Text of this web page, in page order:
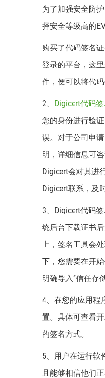
为了加强安全防
择安全等级高的
购买了代码签名
登录的平台，这
件，便可以将代码
2、 Digicert代码
您的身份进行验
误。对于公司申
明，详细信息可
Digicert会对其进
Digicert联系，及
3、Digicert代码
统后台下载证书
上，签名工具会
下，您需要在开
明确导入“信任存储
4、在您的应用程
置。具体可查看
的签名方式。
5、用户在运行软
且能够相信他们